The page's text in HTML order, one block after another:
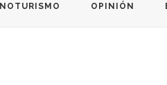
OPINIÓN